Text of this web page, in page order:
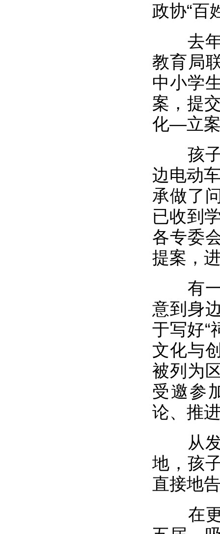
政协“百
去年
教育局
中小学
案，提
化—立
孩子
边电动
承做了
已收到
各专委
提案，
有一
意到身
于写好“
文化与
被列为
受邀参
论、推
从发
地，孩
直接地
在更